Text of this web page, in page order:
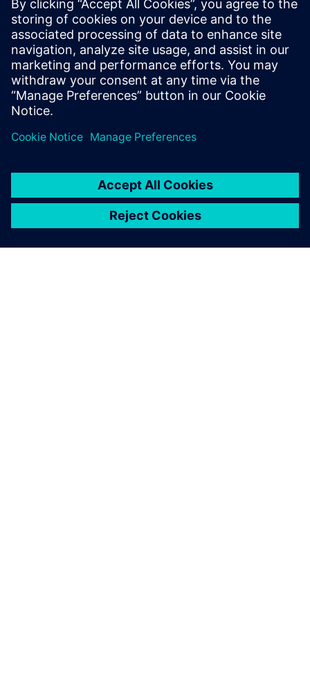
Comprehensive multibody simulation software to
easily build and run complex system models,
evaluate dynamic behavior and optimize product
performance.